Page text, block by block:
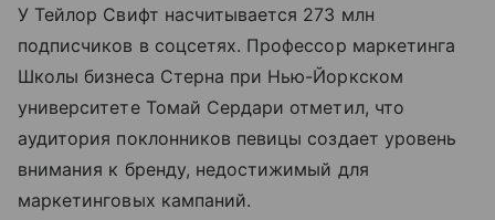
У Тейлор Свифт насчитывается 273 млн
подписчиков в соцсетях. Профессор маркетинга
Школы бизнеса Стерна при Нью-Йоркском
университете Томай Сердари отметил, что
аудитория поклонников певицы создает уровень
внимания к бренду, недостижимый для
маркетинговых кампаний.